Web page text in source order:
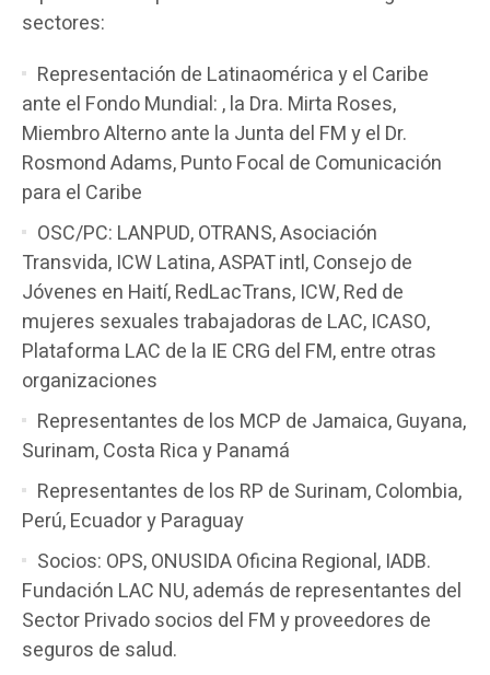
sectores:
Representación de Latinaomérica y el Caribe
ante el Fondo Mundial: , la Dra. Mirta Roses,
Miembro Alterno ante la Junta del FM y el Dr.
Rosmond Adams, Punto Focal de Comunicación
para el Caribe
OSC/PC: LANPUD, OTRANS, Asociación
Transvida, ICW Latina, ASPAT intl, Consejo de
Jóvenes en Haití, RedLacTrans, ICW, Red de
mujeres sexuales trabajadoras de LAC, ICASO,
Plataforma LAC de la IE CRG del FM, entre otras
organizaciones
Representantes de los MCP de Jamaica, Guyana,
Surinam, Costa Rica y Panamá
Representantes de los RP de Surinam, Colombia,
Perú, Ecuador y Paraguay
Socios: OPS, ONUSIDA Oficina Regional, IADB.
Fundación LAC NU, además de representantes del
Sector Privado socios del FM y proveedores de
seguros de salud.